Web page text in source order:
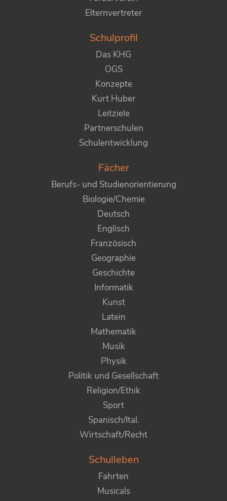
Elternvertreter
Schulprofil
Das KHG
OGS
Konzepte
Kurt Huber
Leitziele
Partnerschulen
Schulentwicklung
Fächer
Berufs- und Studienorientierung
Biologie/Chemie
Deutsch
Englisch
Französisch
Geographie
Geschichte
Informatik
Kunst
Latein
Mathematik
Musik
Physik
Politik und Gesellschaft
Religion/Ethik
Sport
Spanisch/Ital.
Wirtschaft/Recht
Schulleben
Fahrten
Musicals